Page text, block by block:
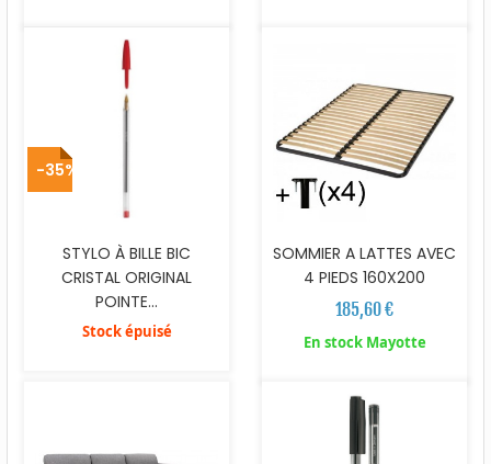
STYLO À BILLE BIC
CRISTAL ORIGINAL
POINTE...
Stock épuisé
SOMMIER A LATTES AVEC
4 PIEDS 160X200
185,60 €
En stock Mayotte
-35%